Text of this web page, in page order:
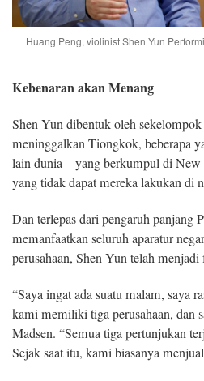
Huang Peng, violinist Shen Yun
Kebenaran akan Menang
Shen Yun dibentuk oleh
meninggalkan Tiongkok, beberapa
lain dunia—yang berkumpul di New
yang tidak dapat mereka lakukan di
Dan terlepas dari pengaruh panjang
memanfaatkan seluruh aparatur
perusahaan, Shen Yun telah
“Saya ingat ada suatu malam, saya
kami memiliki tiga perusahaan, dan
Madsen. “Semua tiga pertunjukan
Sejak saat itu, kami biasanya